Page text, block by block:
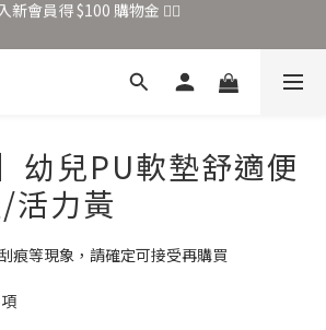
新會員得 $100 購物金 👉🏻
全站滿 $699 享免運
入新會員得 $100 購物金 👉🏻
幼兒PU軟墊舒適便
活力黃
痕等現象，請確定可接受再購買